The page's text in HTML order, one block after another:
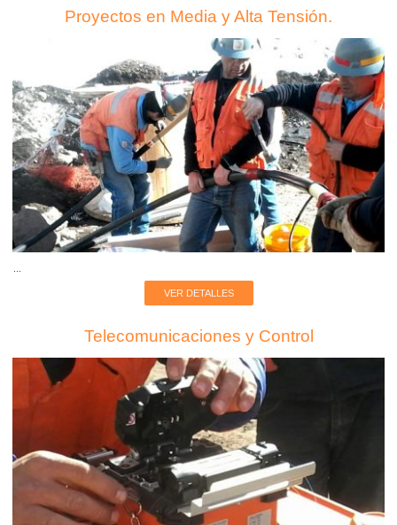
Proyectos en Media y Alta Tensión.
VER DETALLES
Telecomunicaciones y Control